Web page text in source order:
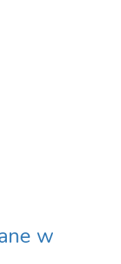
w